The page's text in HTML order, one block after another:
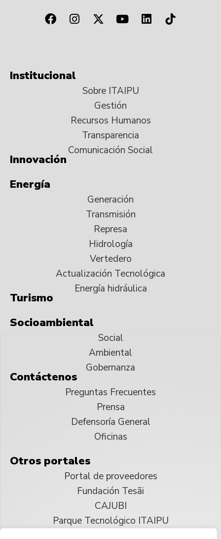
Institucional
Sobre ITAIPU
Gestión
Recursos Humanos
Transparencia
Comunicación Social
Innovación
Energía
Generación
Transmisión
Represa
Hidrología
Vertedero
Actualización Tecnológica
Energía hidráulica
Turismo
Socioambiental
Social
Ambiental
Gobernanza
Contáctenos
Preguntas Frecuentes
Prensa
Defensoría General
Oficinas
Otros portales
Portal de proveedores
Fundación Tesãi
CAJUBI
Parque Tecnológico ITAIPU